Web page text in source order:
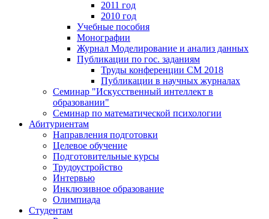
2011 год
2010 год
Учебные пособия
Монографии
Журнал Моделирование и анализ данных
Публикации по гос. заданиям
Труды конференции CM 2018
Публикации в научных журналах
Семинар "Искусственный интеллект в
образовании"
Семинар по математической психологии
Абитуриентам
Направления подготовки
Целевое обучение
Подготовительные курсы
Трудоустройство
Интервью
Инклюзивное образование
Олимпиада
Студентам